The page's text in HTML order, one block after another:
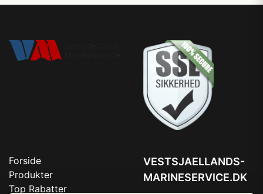
Forside
Produkter
Top Rabatter
VESTSJAELLANDS-
MARINESERVICE.DK